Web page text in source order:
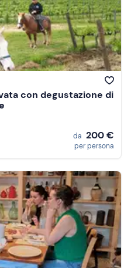
con degustazione di
da 200 €
per persona